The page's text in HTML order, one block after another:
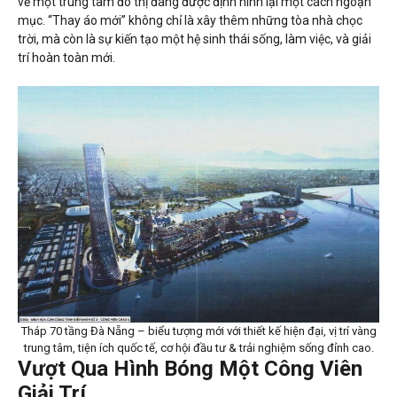
mục. “Thay áo mới” không chỉ là xây thêm những tòa nhà chọc
trời, mà còn là sự kiến tạo một hệ sinh thái sống, làm việc, và giải
trí hoàn toàn mới.
Tháp 70 tầng Đà Nẵng – biểu tượng mới với thiết kế hiện đại, vị trí vàng
trung tâm, tiện ích quốc tế, cơ hội đầu tư & trải nghiệm sống đỉnh cao.
Vượt Qua Hình Bóng Một Công Viên